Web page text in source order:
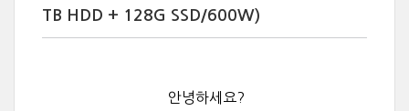
TB HDD + 128G SSD/600W)
안녕하세요?